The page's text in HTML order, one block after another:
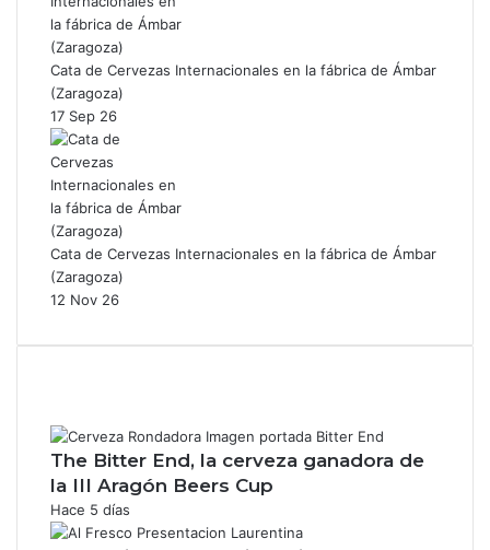
Cata de Cervezas Internacionales en la fábrica de Ámbar
(Zaragoza)
17 Sep 26
Cata de Cervezas Internacionales en la fábrica de Ámbar
(Zaragoza)
12 Nov 26
The Bitter End, la cerveza ganadora de
la III Aragón Beers Cup
Hace 5 días